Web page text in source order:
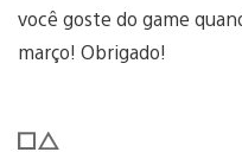
você goste do game
março! Obrigado!